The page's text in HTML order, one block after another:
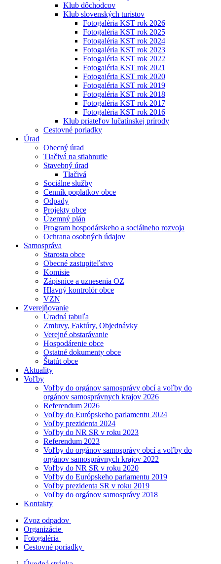
Klub dôchodcov
Klub slovenských turistov
Fotogaléria KST rok 2026
Fotogaléria KST rok 2025
Fotogaléria KST rok 2024
Fotogaléria KST rok 2023
Fotogaléria KST rok 2022
Fotogaléria KST rok 2021
Fotogaléria KST rok 2020
Fotogaléria KST rok 2019
Fotogaléria KST rok 2018
Fotogaléria KST rok 2017
Fotogaléria KST rok 2016
Klub priateľov lučatínskej prírody
Cestovné poriadky
Úrad
Obecný úrad
Tlačivá na stiahnutie
Stavebný úrad
Tlačivá
Sociálne služby
Cenník poplatkov obce
Odpady
Projekty obce
Územný plán
Program hospodárskeho a sociálneho rozvoja
Ochrana osobných údajov
Samospráva
Starosta obce
Obecné zastupiteľstvo
Komisie
Zápisnice a uznesenia OZ
Hlavný kontrolór obce
VZN
Zverejňovanie
Úradná tabuľa
Zmluvy, Faktúry, Objednávky
Verejné obstarávanie
Hospodárenie obce
Ostatné dokumenty obce
Štatút obce
Aktuality
Voľby
Voľby do orgánov samosprávy obcí a voľby do
orgánov samosprávnych krajov 2026
Referendum 2026
Voľby do Európskeho parlamentu 2024
Voľby prezidenta 2024
Voľby do NR SR v roku 2023
Referendum 2023
Voľby do orgánov samosprávy obcí a voľby do
orgánov samosprávnych krajov 2022
Voľby do NR SR v roku 2020
Voľby do Európskeho parlamentu 2019
Voľby prezidenta SR v roku 2019
Voľby do orgánov samosprávy 2018
Kontakty
Zvoz odpadov
Organizácie
Fotogaléria
Cestovné poriadky